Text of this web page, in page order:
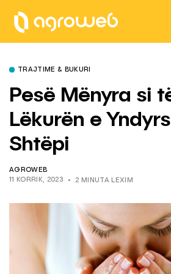
TRAJTIME & BUKURI
Pesë Mënyra si
Lëkurën e
Shtëpi
AGROWEB
11 KORRIK, 2023
2 MINUTA LEXIM